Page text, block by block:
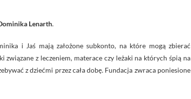
Lenarth.
i Jaś mają założone subkonto, na które mogą zbierać
z leczeniem, materace czy leżaki na których śpią na
z dziećmi przez cała dobę. Fundacja zwraca poniesione